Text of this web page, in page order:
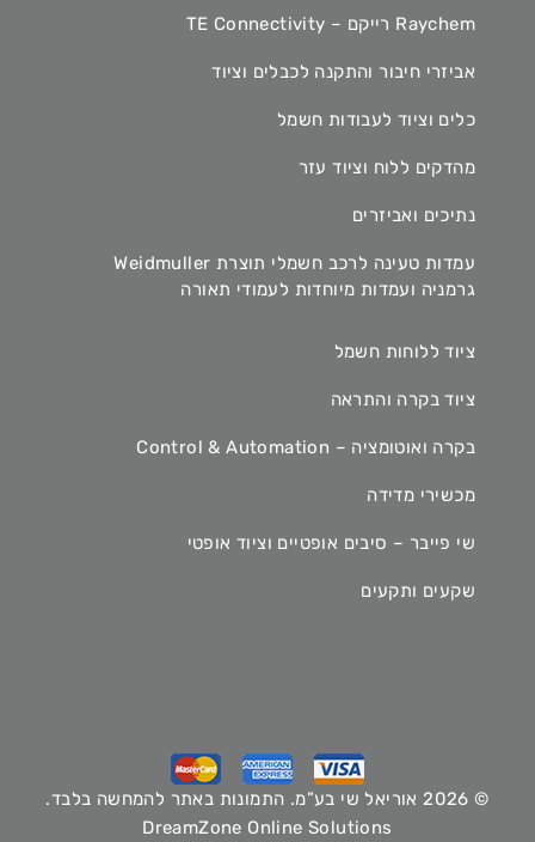
Raychem רייקם – TE Connectivity
אביזרי חיבור והתקנה לכבלים וציוד
כלים וציוד לעבודות חשמל
מהדקים ללוח וציוד עזר
נתיכים ואביזרים
עמדות טעינה לרכב חשמלי תוצרת Weidmuller
גרמניה ועמדות מיוחדות לעמודי תאורה
ציוד ללוחות חשמל
ציוד בקרה והתראה
בקרה ואוטומציה – Control & Automation
מכשירי מדידה
שי פייבר – סיבים אופטיים וציוד אופטי
שקעים ותקעים
© 2026 אוריאל שי בע”מ. התמונות באתר להמחשה בלבד.
DreamZone Online Solutions